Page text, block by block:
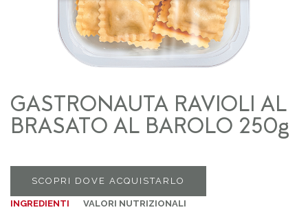
GASTRONAUTA RAVIOLI AL
BRASATO AL BAROLO 250g
SCOPRI DOVE ACQUISTARLO
INGREDIENTI
VALORI NUTRIZIONALI